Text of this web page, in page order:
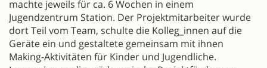
machte jeweils für ca. 6 Wochen in einem
Jugendzentrum Station. Der Projektmitarbeiter wurde
dort Teil vom Team, schulte die Kolleg_innen auf die
Geräte ein und gestaltete gemeinsam mit ihnen
Making-Aktivitäten für Kinder und Jugendliche.